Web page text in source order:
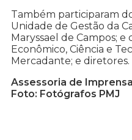
Também participaram
Unidade de Gestão da
Maryssael de Campos;
Econômico, Ciência e
Mercadante; e diretores.
Assessoria de Imprensa
Foto: Fotógrafos PMJ